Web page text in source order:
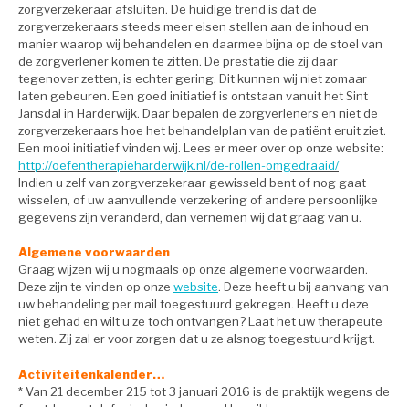
zorgverzekeraar afsluiten. De huidige trend is dat de
zorgverzekeraars steeds meer eisen stellen aan de inhoud en
manier waarop wij behandelen en daarmee bijna op de stoel van
de zorgverlener komen te zitten. De prestatie die zij daar
tegenover zetten, is echter gering. Dit kunnen wij niet zomaar
laten gebeuren. Een goed initiatief is ontstaan vanuit het Sint
Jansdal in Harderwijk. Daar bepalen de zorgverleners en niet de
zorgverzekeraars hoe het behandelplan van de patiënt eruit ziet.
Een mooi initiatief vinden wij. Lees er meer over op onze website:
http://oefentherapieharderwijk.nl/de-rollen-omgedraaid/
Indien u zelf van zorgverzekeraar gewisseld bent of nog gaat
wisselen, of uw aanvullende verzekering of andere persoonlijke
gegevens zijn veranderd, dan vernemen wij dat graag van u.
Algemene voorwaarden
Graag wijzen wij u nogmaals op onze algemene voorwaarden.
Deze zijn te vinden op onze website. Deze heeft u bij aanvang van
uw behandeling per mail toegestuurd gekregen. Heeft u deze
niet gehad en wilt u ze toch ontvangen? Laat het uw therapeute
weten. Zij zal er voor zorgen dat u ze alsnog toegestuurd krijgt.
Activiteitenkalender…
* Van 21 december 215 tot 3 januari 2016 is de praktijk wegens de